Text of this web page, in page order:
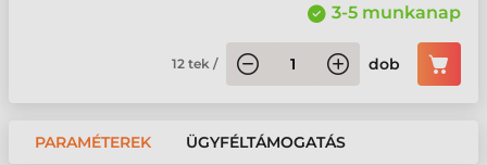
3-5 munkanap
12 tek / dob
PARAMÉTEREK ÜGYFÉLTÁMOGATÁS